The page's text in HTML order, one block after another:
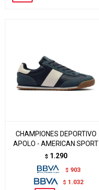
CHAMPIONES DEPORTIVO
APOLO - AMERICAN SPORT
$ 1.290
$ 903
$ 1.032